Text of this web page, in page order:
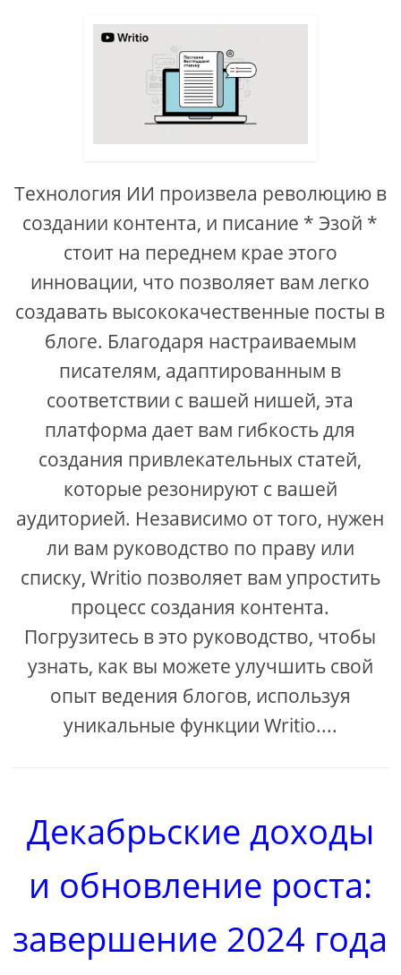
Технология ИИ произвела революцию в
создании контента, и писание * Эзой *
стоит на переднем крае этого
инновации, что позволяет вам легко
создавать высококачественные посты в
блоге. Благодаря настраиваемым
писателям, адаптированным в
соответствии с вашей нишей, эта
платформа дает вам гибкость для
создания привлекательных статей,
которые резонируют с вашей
аудиторией. Независимо от того, нужен
ли вам руководство по праву или
списку, Writio позволяет вам упростить
процесс создания контента.
Погрузитесь в это руководство, чтобы
узнать, как вы можете улучшить свой
опыт ведения блогов, используя
уникальные функции Writio....
Декабрьские доходы
и обновление роста:
завершение 2024 года